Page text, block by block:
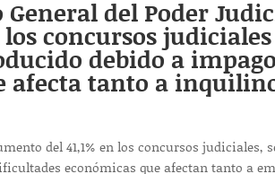
del Poder
concursos
debido a
afecta tanto a
del 41,1% en los concursos judiciales,
económicas que afectan tanto a